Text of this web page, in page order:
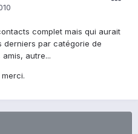
complet mais qui aurait
par catégorie de
autre...